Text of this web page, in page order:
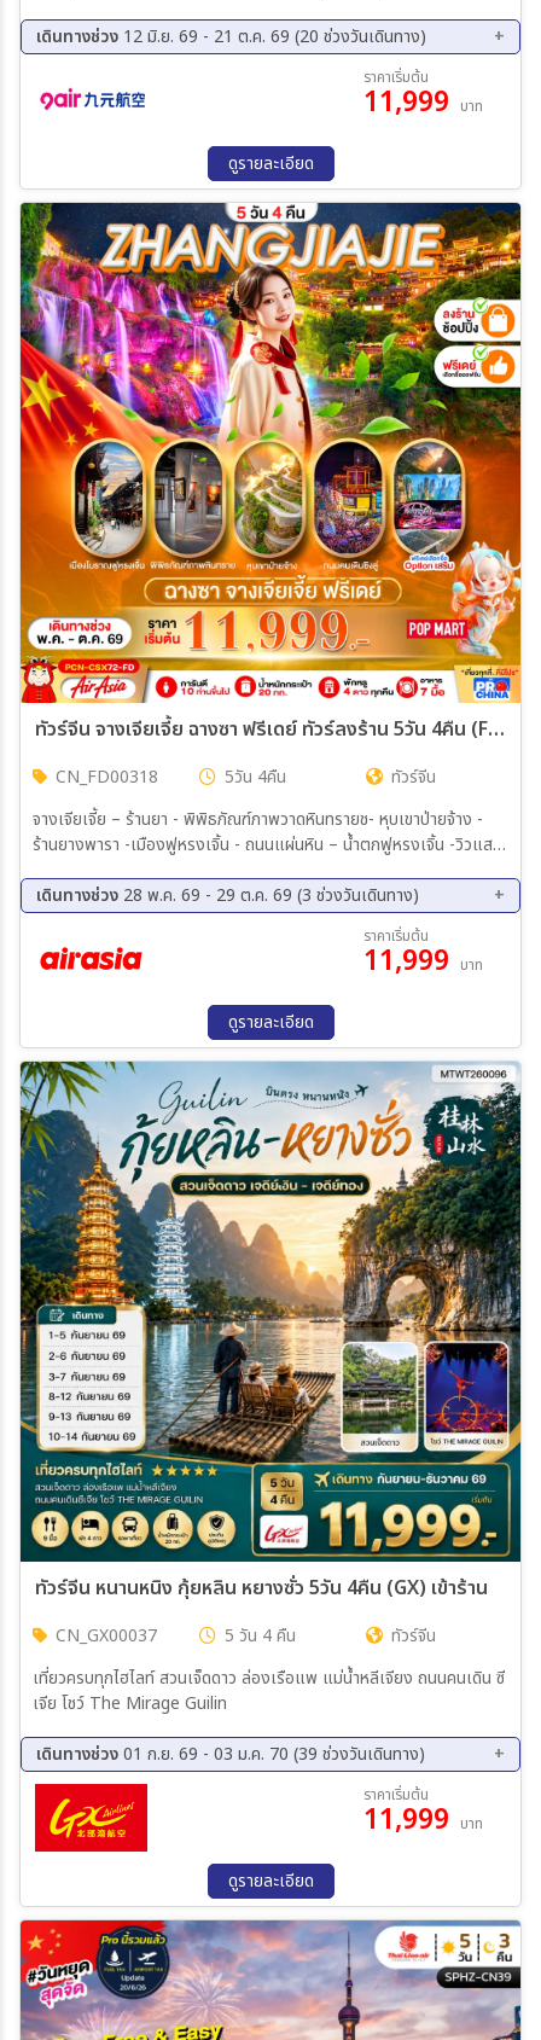
สวนสนุกฉางหลง CHIMELONG OCEAN KINGDOM (ทั้งวัน) เมืองจู
ไห่ – ร้านยา – จูไห่ฟิชเชอร์เกิร์ล+ถนนคู่รัก – ถ่ายรูปโรงละครหอยไข่มุก –
ร้านผ้าไหม – เมืองกวางเจา – วัดต้าฝอ – ช้อปปิ้งถนนคนเดินเป่ยจิง
ลู่+POP MART
เดินทางช่วง 12 มิ.ย. 69 - 21 ต.ค. 69 (20 ช่วงวันเดินทาง)
16 ส.ค. 69 - 19 ส.ค. 69
18 ส.ค. 69 - 21 ส.ค. 69
21 ส.ค. 69 - 24 ส.ค. 69
29 ส.ค. 69 - 01 ก.ย. 69
06 ก.ย. 69 - 09 ก.ย. 69
14 ก.ย. 69 - 17 ก.ย. 69
18 ก.ย. 69 - 21 ก.ย. 69
21 ก.ย. 69 - 24 ก.ย. 69
24 ก.ย. 69 - 27 ก.ย. 69
27 ก.ย. 69 - 30 ก.ย. 69
29 ก.ย. 69 - 02 ต.ค. 69
02 ต.ค. 69 - 05 ต.ค. 69
05 ต.ค. 69 - 08 ต.ค. 69
10 ต.ค. 69 - 13 ต.ค. 69
14 ต.ค. 69 - 17 ต.ค. 69
18 ต.ค. 69 - 21 ต.ค. 69
ราคาเริ่มต้น
11,999 บาท
ดูรายละเอียด
ทัวร์จีน จางเจียเจี้ย ฉางซา ฟรีเดย์ ทัวร์ลงร้าน 5วัน 4คืน (FD)
CN_FD00318 5วัน 4คืน
ทัวร์จีน
จางเจียเจี้ย – ร้านยา - พิพิธภัณฑ์ภาพวาดหินทรายช- หุบเขาป่ายจ้าง -
ร้านยางพารา -เมืองฟูหรงเจิ้น - ถนนแผ่นหิน – น้ำตกฟูหรงเจิ้น -วิวแสง
อาหาร) จางเจียเจี้ย – ร้านหยก – ฉางซา - ถนนคนเดินหวงซิงลู่
เดินทางช่วง 28 พ.ค. 69 - 29 ต.ค. 69 (3 ช่วงวันเดินทาง)
15 ต.ค. 69 - 19 ต.ค. 69
25 ต.ค. 69 - 29 ต.ค. 69
ราคาเริ่มต้น
11,999 บาท
ดูรายละเอียด
ทัวร์จีน หนานหนิง กุ้ยหลิน หยางซั่ว 5วัน 4คืน (GX) เข้าร้าน
CN_GX00037 5 วัน 4 คืน
ทัวร์จีน
เที่ยวครบทุกไฮไลท์ สวนเจ็ดดาว ล่องเรือแพ แม่น้ำหลีเจียง ถนนคนเดิน ซี
เจีย โชว์ The Mirage Guilin
เดินทางช่วง01 ก.ย. 69 - 03 ม.ค. 70 (39 ช่วงวันเดินทาง)
01 ก.ย. 69 - 05 ก.ย. 69
02 ก.ย. 69 - 06 ก.ย. 69
03 ก.ย. 69 - 07 ก.ย. 69
08 ก.ย. 69 - 12 ก.ย. 69
09 ก.ย. 69 - 13 ก.ย. 69
10 ก.ย. 69 - 14 ก.ย. 69
16 ก.ย. 69 - 20 ก.ย. 69
22 ก.ย. 69 - 26 ก.ย. 69
23 ก.ย. 69 - 27 ก.ย. 69
24 ก.ย. 69 - 28 ก.ย. 69
13 ต.ค. 69 - 17 ต.ค. 69
14 ต.ค. 69 - 18 ต.ค. 69
15 ต.ค. 69 - 19 ต.ค. 69
20 ต.ค. 69 - 24 ต.ค. 69
21 ต.ค. 69 - 25 ต.ค. 69
22 ต.ค. 69 - 26 ต.ค. 69
27 ต.ค. 69 - 31 ต.ค. 69
28 ต.ค. 69 - 01 พ.ย. 69
ราคาเริ่มต้น
11,999 บาท
ดูรายละเอียด